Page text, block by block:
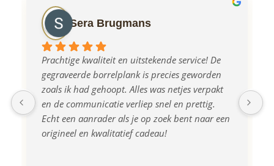
Sera Brugmans
Prachtige kwaliteit en uitstekende service! De
gegraveerde borrelplank is precies geworden
zoals ik had gehoopt. Alles was netjes verpakt
en de communicatie verliep snel en prettig.
Echt een aanrader als je op zoek bent naar een
origineel en kwalitatief cadeau!